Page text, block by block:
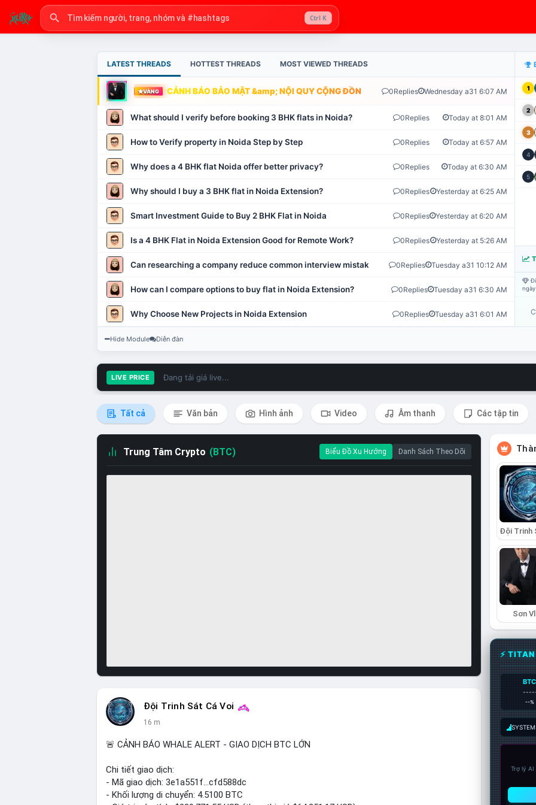
Ctrl K
LATEST THREADS HOTTEST THREADS MOST VIEWED THREADS
VÀNG CẢNH BÁO BẢO MẬT &amp; NỘI QUY CỘNG ĐỒNG VLIKE.VN: HỆ THỐNG GIÁM SÁT TỰ
0Replies Wednesday a31 6:07 AM
What should I verify before booking 3 BHK flats in Noida? 0Replies Today at 8:01 AM
How to Verify property in Noida Step by Step 0Replies Today at 6:57 AM
Why does a 4 BHK flat Noida offer better privacy? 0Replies Today at 6:30 AM
Why should I buy a 3 BHK flat in Noida Extension? 0Replies Yesterday at 6:25 AM
Smart Investment Guide to Buy 2 BHK Flat in Noida 0Replies Yesterday at 6:20 AM
Is a 4 BHK Flat in Noida Extension Good for Remote Work? 0Replies Yesterday at 5:26 AM
Can researching a company reduce common interview mistakes? 0Replies Tuesday a31 10:12 AM
How can I compare options to buy flat in Noida Extension? 0Replies Tuesday a31 6:30 AM
Why Choose New Projects in Noida Extension 0Replies Tuesday a31 6:01 AM
1
2
3
4
5
Hide Module Diễn đàn
LIVE PRICE Đang tải giá live...
Tất cả Văn bản Hình ảnh Video Âm thanh Các tập tin
Trung Tâm Crypto (BTC) Biểu Đồ Xu Hướng Danh Sách Theo Dõi
Đội Trinh Sát Cá Voi
16 m
🚨 CẢNH BÁO WHALE ALERT - GIAO DỊCH BTC LỚN
Chi tiết giao dịch:
- Mã giao dịch: 3e1a551f...cfd588dc
- Khối lượng di chuyển: 4.5100 BTC
Sơn
⚡
BTC
--%
Trợ lý